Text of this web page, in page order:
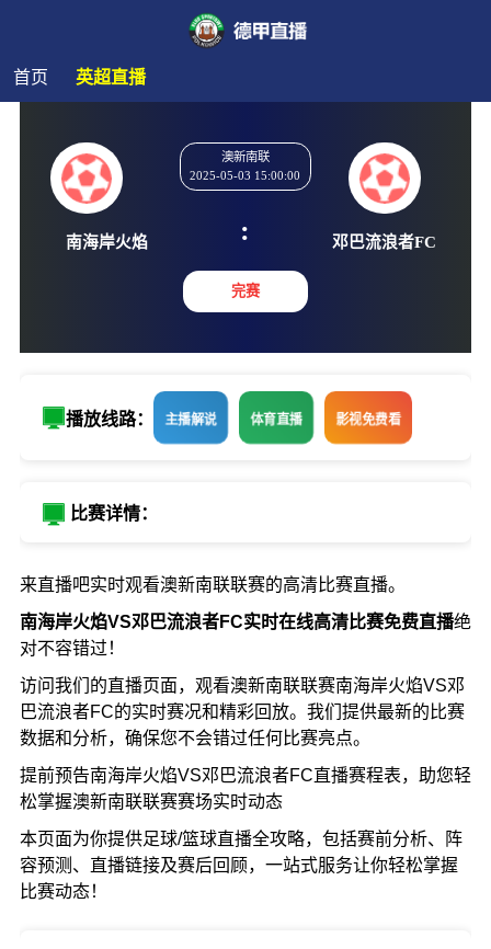
首页 英超直播
澳新南联
2025-05-03 15:00:00
:
完赛
播放线路： 主播解说 体育直播 影视免费看
比赛详情：
来直播吧实时观看澳新南联联赛的高清比赛直播。
南海岸火焰VS邓巴流浪者FC实时在线高清比赛免费直播绝
对不容错过！
访问我们的直播页面，观看澳新南联联赛南海岸火焰VS邓
巴流浪者FC的实时赛况和精彩回放。我们提供最新的比赛
数据和分析，确保您不会错过任何比赛亮点。
提前预告南海岸火焰VS邓巴流浪者FC直播赛程表，助您轻
松掌握澳新南联联赛赛场实时动态
本页面为你提供足球/篮球直播全攻略，包括赛前分析、阵
容预测、直播链接及赛后回顾，一站式服务让你轻松掌握
比赛动态！